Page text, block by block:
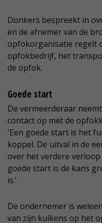
Donkers bespreekt in
en de afnemer van de
opfokorganisatie regelt
opfokbedrijf, het
de opfok.
Goede start
De vermeerderaar
contact op met de
'Een goede start is het
koppel. De uitval in de
over het verdere
goede start is de kans
is.'
De ondernemer is
van zijn kuikens op het